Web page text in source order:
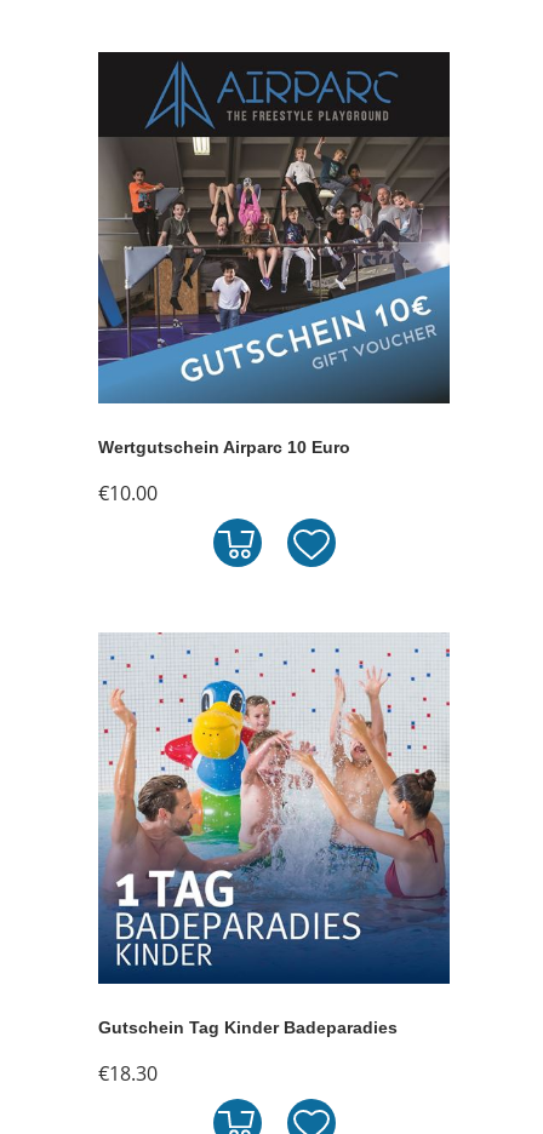
Wertgutschein Airparc 10 Euro
€10.00
Gutschein Tag Kinder Badeparadies
€18.30